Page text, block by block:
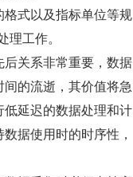
式以及指标单位等规
工作。
关系非常重要，数据
的流逝，其价值将急
延迟的数据处理和计
据使用时的时序性，